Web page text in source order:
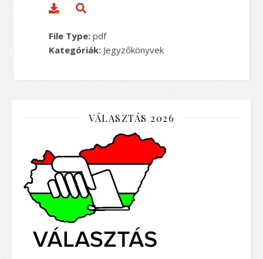
File Type: pdf
Kategóriák: Jegyzőkönyvek
VÁLASZTÁS 2026